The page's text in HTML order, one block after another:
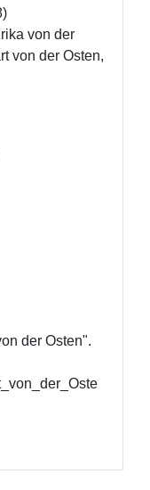
von der
von der Osten,
der Osten".